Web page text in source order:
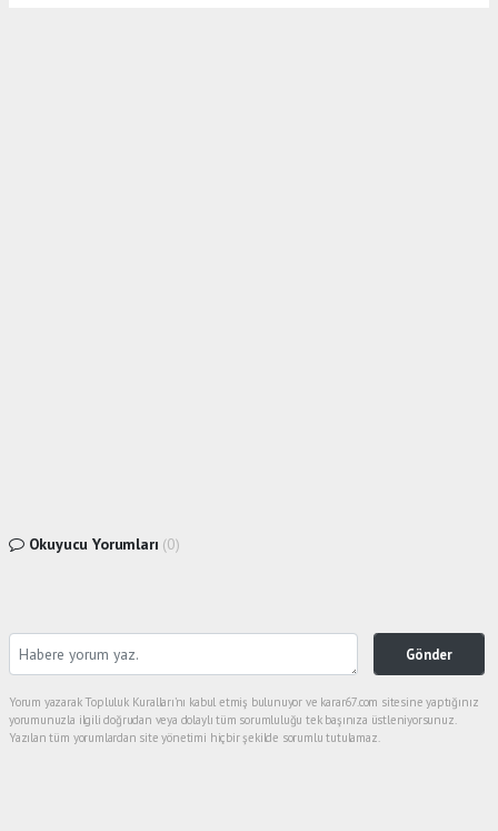
Okuyucu Yorumları (0)
Gönder
Yorum yazarak Topluluk Kuralları’nı kabul etmiş bulunuyor ve karar67.com sitesine yaptığınız
yorumunuzla ilgili doğrudan veya dolaylı tüm sorumluluğu tek başınıza üstleniyorsunuz.
Yazılan tüm yorumlardan site yönetimi hiçbir şekilde sorumlu tutulamaz.